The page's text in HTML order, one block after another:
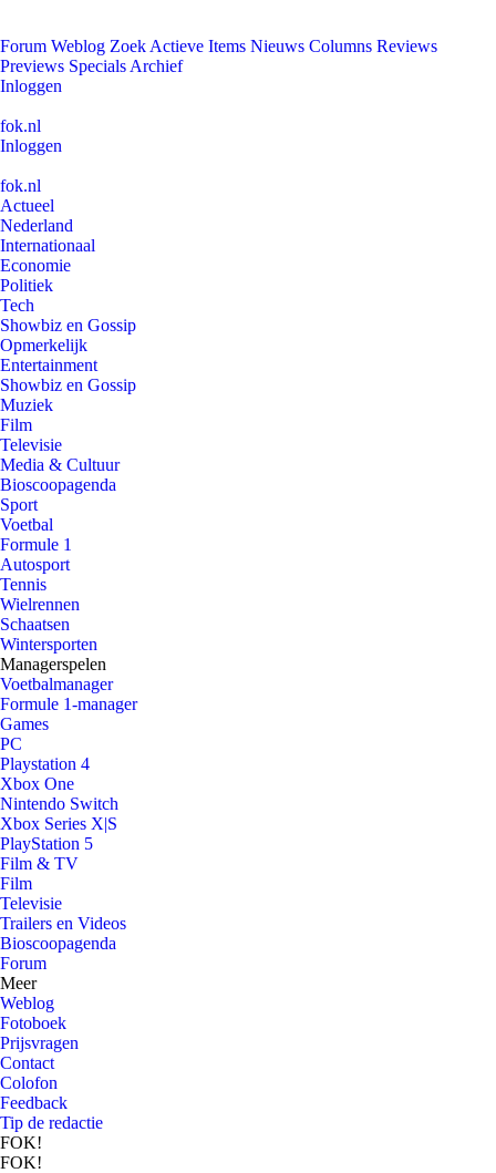
Forum Weblog Zoek Actieve Items Nieuws Columns Reviews
Previews Specials Archief
Inloggen
fok.nl
Inloggen
fok.nl
Actueel
Nederland
Internationaal
Economie
Politiek
Tech
Showbiz en Gossip
Opmerkelijk
Entertainment
Showbiz en Gossip
Muziek
Film
Televisie
Media & Cultuur
Bioscoopagenda
Sport
Voetbal
Formule 1
Autosport
Tennis
Wielrennen
Schaatsen
Wintersporten
Managerspelen
Voetbalmanager
Formule 1-manager
Games
PC
Playstation 4
Xbox One
Nintendo Switch
Xbox Series X|S
PlayStation 5
Film & TV
Film
Televisie
Trailers en Videos
Bioscoopagenda
Forum
Meer
Weblog
Fotoboek
Prijsvragen
Contact
Colofon
Feedback
Tip de redactie
FOK!
FOK!